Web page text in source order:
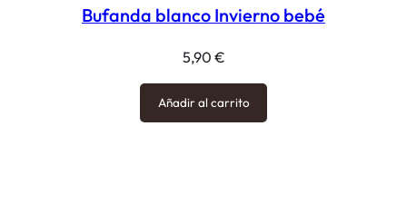
Bufanda blanco Invierno bebé
5,90 €
Añadir al carrito